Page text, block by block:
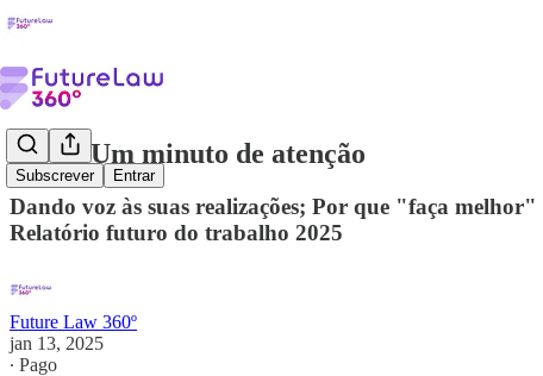
Subscrever Entrar
#002 - Um minuto de atenção
Dando voz às suas realizações; Por que "faça
Relatório futuro do trabalho 2025
Future Law 360º
jan 13, 2025
∙ Pago